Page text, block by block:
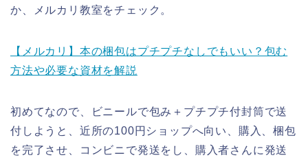
か、メルカリ教室をチェック。
【メルカリ】本の梱包はプチプチなしでもいい？包む
方法や必要な資材を解説
初めてなので、ビニールで包み＋プチプチ付封筒で送
付しようと、近所の100円ショップへ向い、購入、梱包
を完了させ、コンビニで発送をし、購入者さんに発送